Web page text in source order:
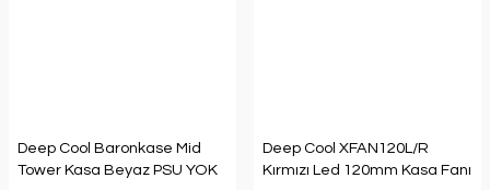
Deep Cool Baronkase Mid
Tower Kasa Beyaz PSU YOK
Deep Cool XFAN120L/R
Kırmızı Led 120mm Kasa Fanı